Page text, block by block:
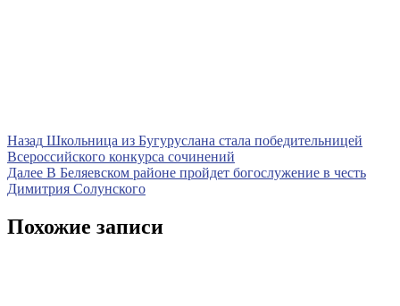
Навигация
по
записям
Назад Предыдущая
запись
Школьница из Бугуруслана стала победительницей
Всероссийского конкурса сочинений
Далее Следующая
запись
В Беляевском районе пройдет богослужение в честь
Димитрия Солунского
Похожие записи